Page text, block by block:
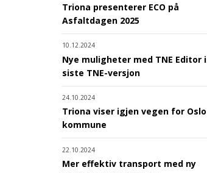
Triona presenterer ECO på
Asfaltdagen 2025
10.12.2024
Nye muligheter med TNE Editor i
siste TNE-versjon
24.10.2024
Triona viser igjen vegen for Oslo
kommune
22.10.2024
Mer effektiv transport med ny